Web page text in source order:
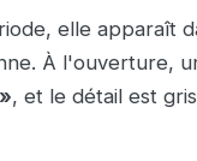
elle apparaît
À l'ouverture,
, et le détail est